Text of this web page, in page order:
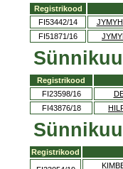
Registrikood
FI53442/14
FI51871/16
Registrikood
FI23598/16
FI43876/18
Registrikood